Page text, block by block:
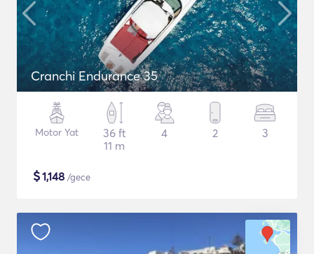
Cranchi Endurance 35
Motor Yat
36 ft
11 m
4 2 3
$1,148 /gece